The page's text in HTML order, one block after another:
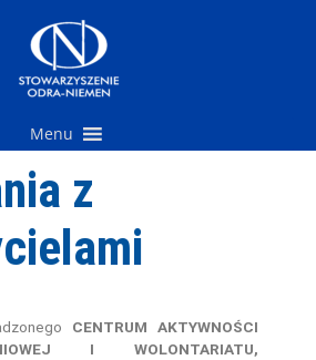
Menu
z
CENTRUM AKTYWNOŚCI
I WOLONTARIATU,